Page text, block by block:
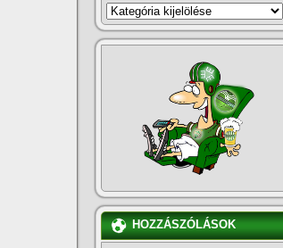
KATEGÓRIÁK
HOZZÁSZÓLÁSOK